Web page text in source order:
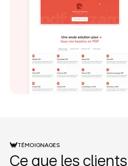
TÉMOIGNAGES
Ce que les clients